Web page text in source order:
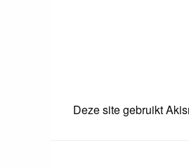
Deze site gebruikt